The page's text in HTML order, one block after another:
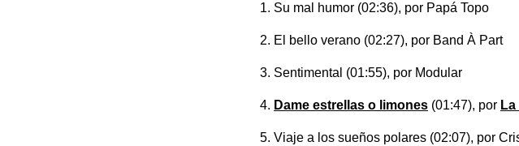
Su mal humor (02:36), por Papá Topo
El bello verano (02:27), por Band À Part
Sentimental (01:55), por Modular
Dame estrellas o limones (01:47), por
Viaje a los sueños polares (02:07), por